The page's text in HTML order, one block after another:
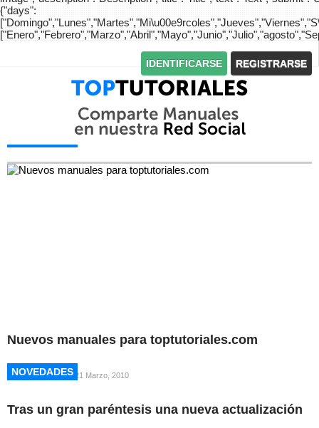
{"days":
IDENTIFICARSE REGISTRARSE
Nuevos manuales para toptutoriales.com
NOVEDADES 21 Marzo, 2010
Tras un gran paréntesis una nueva actualización
NOVEDADES
NOVEDADES